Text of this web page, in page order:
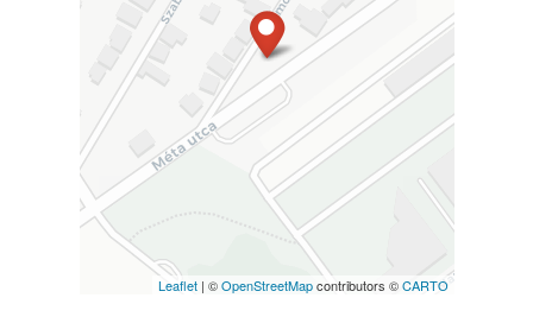
Leaflet| ©OpenStreetMapcontributors ©CARTO